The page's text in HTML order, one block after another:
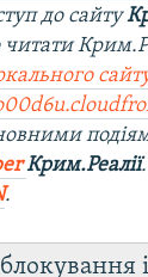
до сайту
Крим.Реалії
.